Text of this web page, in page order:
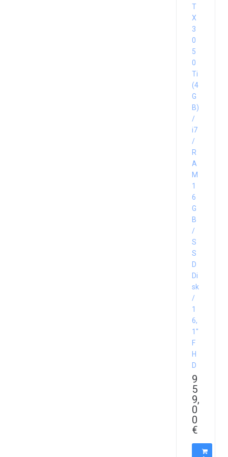
T
X
3
0
5
0
Ti
(4
G
B)
/
i7
/
R
A
M
1
6
G
B
/
S
S
D
Di
sk
/
1
6,
1″
F
H
D
9
5
9,
0
0
€